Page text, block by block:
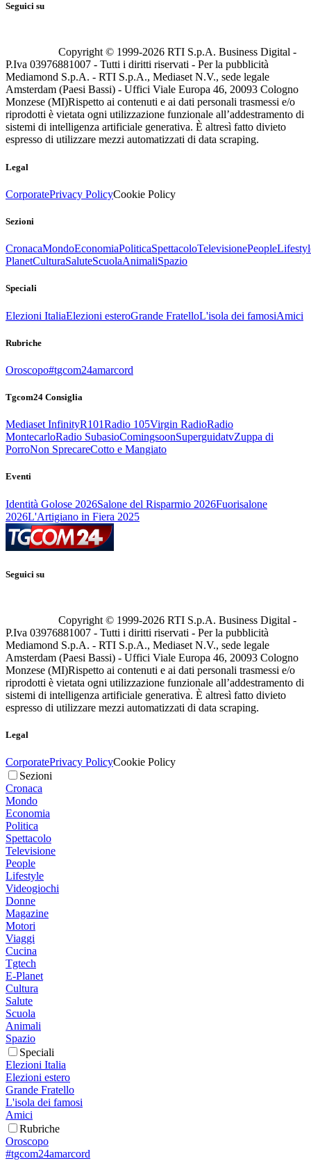
Seguici su
Copyright © 1999-2026 RTI S.p.A. Business Digital -
P.Iva 03976881007 - Tutti i diritti riservati - Per la pubblicità
Mediamond S.p.A. - RTI S.p.A., Mediaset N.V., sede legale
Amsterdam (Paesi Bassi) - Uffici Viale Europa 46, 20093 Cologno
Monzese (MI)Rispetto ai contenuti e ai dati personali trasmessi e/o
riprodotti è vietata ogni utilizzazione funzionale all’addestramento di
sistemi di intelligenza artificiale generativa. È altresì fatto divieto
espresso di utilizzare mezzi automatizzati di data scraping.
Legal
CorporatePrivacy PolicyCookie Policy
Sezioni
CronacaMondoEconomiaPoliticaSpettacoloTelevisionePeople
PlanetCulturaSaluteScuolaAnimaliSpazio
Speciali
Elezioni ItaliaElezioni esteroGrande FratelloL'isola dei famosiAmici
Rubriche
Oroscopo#tgcom24amarcord
Tgcom24 Consiglia
Mediaset InfinityR101Radio 105Virgin RadioRadio
MontecarloRadio SubasioComingsoonSuperguidatvZuppa di
PorroNon SprecareCotto e Mangiato
Eventi
Identità Golose 2026Salone del Risparmio 2026Fuorisalone
2026L'Artigiano in Fiera 2025
Seguici su
Copyright © 1999-2026 RTI S.p.A. Business Digital -
P.Iva 03976881007 - Tutti i diritti riservati - Per la pubblicità
Mediamond S.p.A. - RTI S.p.A., Mediaset N.V., sede legale
Amsterdam (Paesi Bassi) - Uffici Viale Europa 46, 20093 Cologno
Monzese (MI)Rispetto ai contenuti e ai dati personali trasmessi e/o
riprodotti è vietata ogni utilizzazione funzionale all’addestramento di
sistemi di intelligenza artificiale generativa. È altresì fatto divieto
espresso di utilizzare mezzi automatizzati di data scraping.
Legal
CorporatePrivacy PolicyCookie Policy
Sezioni
Cronaca
Mondo
Economia
Politica
Spettacolo
Televisione
People
Lifestyle
Videogiochi
Donne
Magazine
Motori
Viaggi
Cucina
Tgtech
E-Planet
Cultura
Salute
Scuola
Animali
Spazio
Speciali
Elezioni Italia
Elezioni estero
Grande Fratello
L'isola dei famosi
Amici
Rubriche
Oroscopo
#tgcom24amarcord